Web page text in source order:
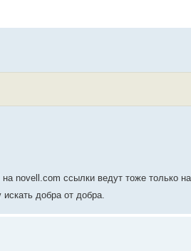
на novell.com ссылки ведут тоже только
добра от добра.